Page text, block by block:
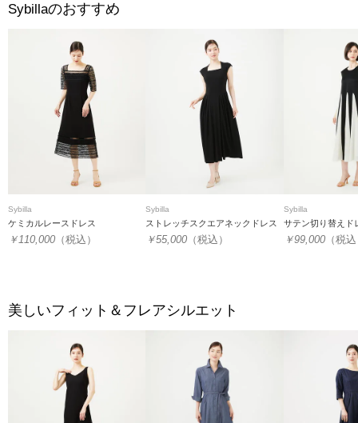
Sybillaのおすすめ
Sybilla
ケミカルレースドレス
￥110,000 （税込）
Sybilla
ストレッチスクエアネックドレス
￥55,000 （税込）
Sybilla
サテン切り替えド
￥99,000（税
美しいフィット＆フレアシルエット